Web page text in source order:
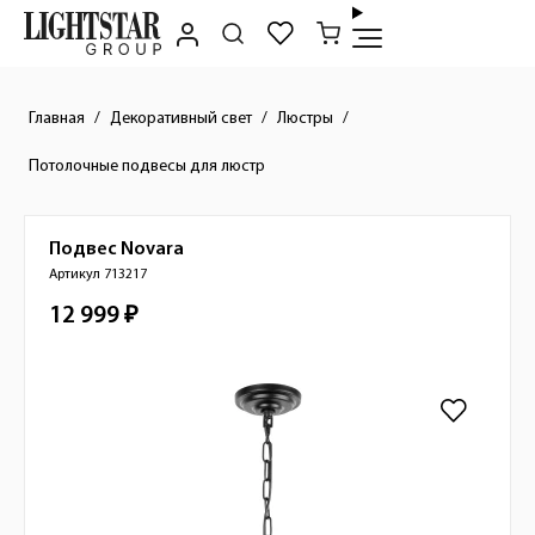
Главная Декоративный свет Люстры
Потолочные подвесы для люстр
Краткое описание товара
Изображения товара
Подвес Novara
Артикул 713217
Стоимость товара
12 999 ₽